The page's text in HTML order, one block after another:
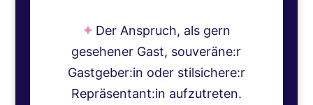
✦ Der Anspruch, als gern
gesehener Gast, souveräne:r
Gastgeber:in oder stilsichere:r
Repräsentant:in aufzutreten.